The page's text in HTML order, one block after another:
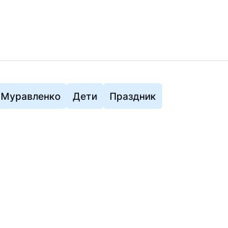
Муравленко Дети Праздник